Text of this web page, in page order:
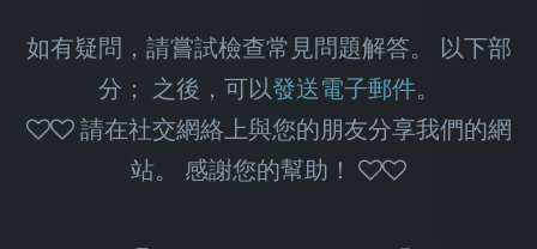
如有疑問，請嘗試檢查常見問題解答。 以下部
分； 之後，可以發送電子郵件。
請在社交網絡上與您的朋友分享我們的網
站。 感謝您的幫助！